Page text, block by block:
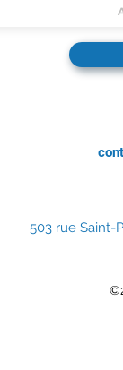
503 rue Saint-